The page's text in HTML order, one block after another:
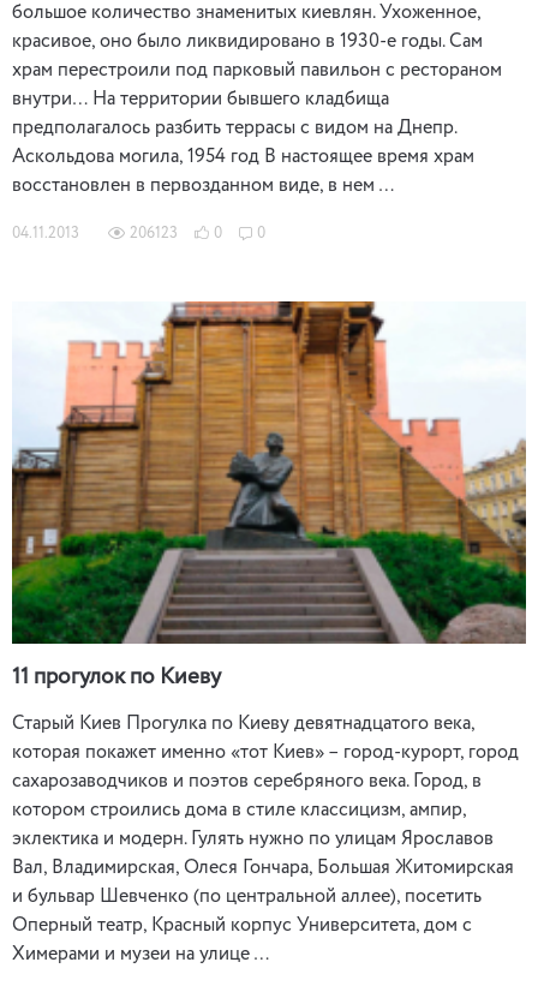
большое количество знаменитых киевлян. Ухоженное,
красивое, оно было ликвидировано в 1930-е годы. Сам
храм перестроили под парковый павильон с рестораном
внутри… На территории бывшего кладбища
предполагалось разбить террасы с видом на Днепр.
Аскольдова могила, 1954 год В настоящее время храм
восстановлен в первозданном виде, в нем …
04.11.2013 206123 0 0
11 прогулок по Киеву
Старый Киев Прогулка по Киеву девятнадцатого века,
которая покажет именно «тот Киев» – город-курорт, город
сахарозаводчиков и поэтов серебряного века. Город, в
котором строились дома в стиле классицизм, ампир,
эклектика и модерн. Гулять нужно по улицам Ярославов
Вал, Владимирская, Олеся Гончара, Большая Житомирская
и бульвар Шевченко (по центральной аллее), посетить
Оперный театр, Красный корпус Университета, дом с
Химерами и музеи на улице …